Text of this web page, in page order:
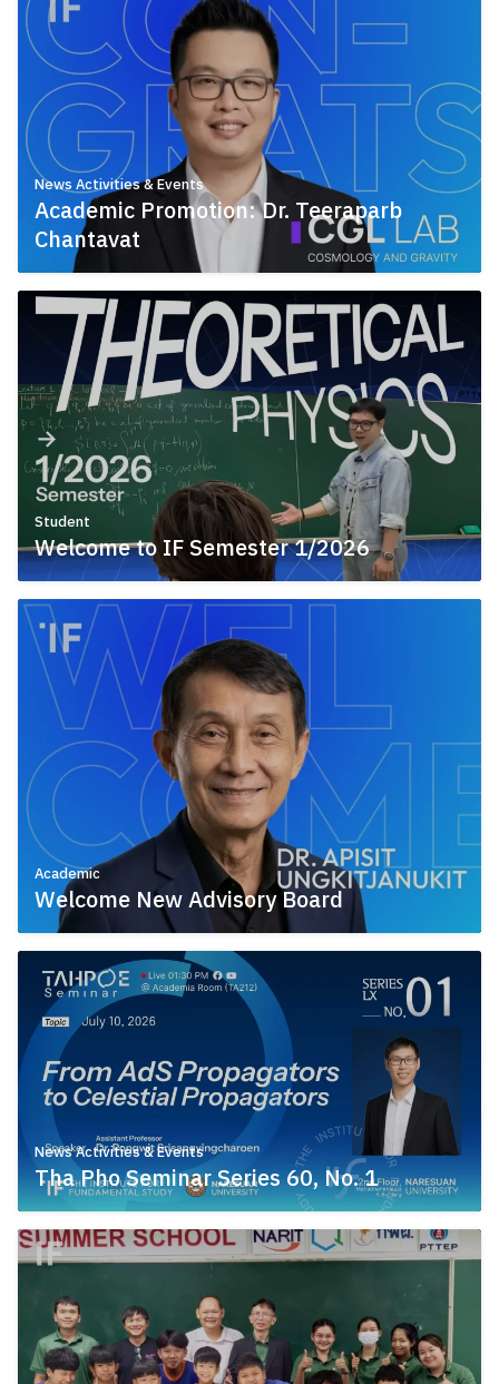
News Activities & Events
Academic Promotion: Dr. Teeraparb
Chantavat
July 13, 2026
Student
Welcome to IF Semester 1/2026
July 10, 2026
Academic
Welcome New Advisory Board
July 10, 2026
News Activities & Events
Tha Pho Seminar Series 60, No. 1
July 9, 2026